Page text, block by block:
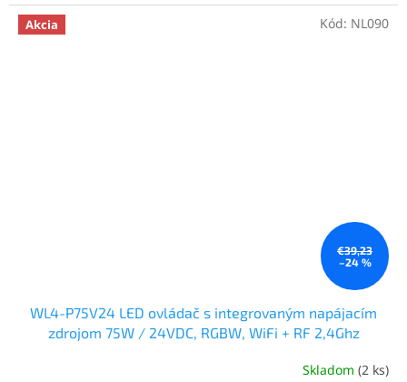
Akcia
€39,23
–24 %
WL4-P75V24 LED ovládač s integrovaným napájacím
zdrojom 75W / 24VDC, RGBW, WiFi + RF 2,4Ghz
Skladom (2 ks)
Kód: NL090